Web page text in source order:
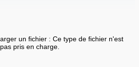
un fichier : Ce type de fichier n'est
pas pris en charge.